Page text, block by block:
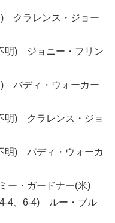
クラレンス・ジョー
明) ジョニー・フリン
バディ・ウォーカー
明) クラレンス・ジョ
明) バディ・ウォーカ
・ガードナー(米)
4、6-4) ルー・ブル